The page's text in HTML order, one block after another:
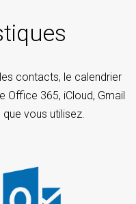
contacts, le calendrier
Office 365, iCloud, Gmail
vous utilisez.